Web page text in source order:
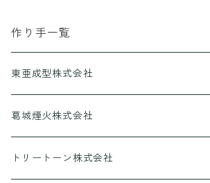
作り手一覧
東亜成型株式会社
グリルQ
葛城煙火株式会社
CANPING HANABI
トリートーン株式会社